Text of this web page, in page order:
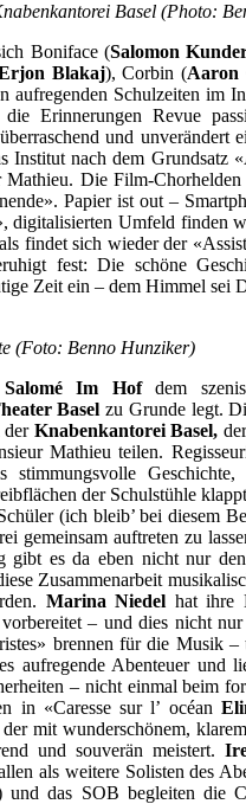
Basel (Photo:
Boniface (Salomon
Blakaj), Corbin (Aaron
aufregenden Schulzeiten im
Erinnerungen Revue
und
Institut nach dem Grundsatz
Die Film-Chorhelden
Papier ist out –
digitalisierten Umfeld finden
findet sich wieder der
fest: Die schöne
Zeit ein – dem Himmel sei
(Foto: Benno Hunziker)
Salomé Im Hofdem
Baselzu Grunde legt.
der Knabenkantorei Basel,
Mathieu teilen.
der Schulstühle
(ich bleib’ bei diesem
gemeinsam auftreten zu
gibt es da eben nicht nur
Zusammenarbeit
Marina Niedel hat ihre
– und dies nicht
brennen für die Musik
aufregende Abenteuer und
– nicht einmal beim
in «Caresse sur l’ océan
mit wunderschönem,
und souverän meistert.
als weitere Solisten des
und das SOB begleiten die